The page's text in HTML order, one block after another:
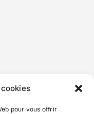
pour vous offrir